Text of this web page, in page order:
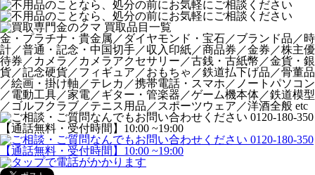
金・プラチナ・貴金属／ダイヤモンド・宝石／ブランド品／時
計／普通・記念・中国切手／収入印紙／商品券／金券／株主優
待券／カメラ／カメラアクセサリー／古銭・古紙幣／金貨・銀
貨／記念硬貨／フィギュア／おもちゃ／鉄道払下げ品／骨董品
／絵画・掛け軸／テレカ／携帯電話・スマホ／ノートパソコン
／電動工具／家電／ギター・管楽器／ゲーム機本体／鉄道模型
／ゴルフクラブ／テニス用品／スポーツウェア／洋酒全般 etc